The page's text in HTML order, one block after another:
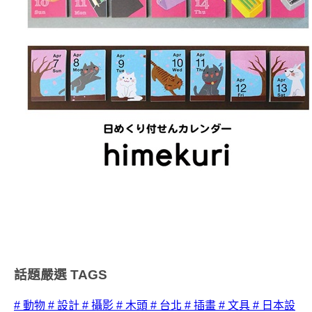
話題嚴選 TAGS
# 動物 # 設計 # 攝影 # 木頭 # 台北 # 插畫 # 文具 # 日本設